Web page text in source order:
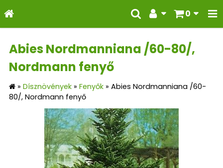
0
Abies Nordmanniana /60-80/,
Nordmann fenyő
» Dísznövények » Fenyők » Abies Nordmanniana /60-
80/, Nordmann fenyő